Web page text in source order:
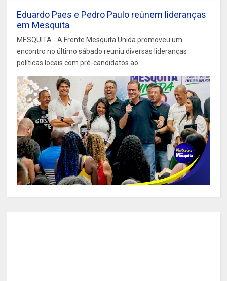
Eduardo Paes e Pedro Paulo reúnem lideranças
em Mesquita
MESQUITA - A Frente Mesquita Unida promoveu um
encontro no último sábado reuniu diversas lideranças
políticas locais com pré-candidatos ao ...